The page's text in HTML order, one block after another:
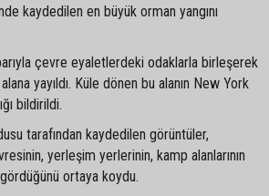
kaydedilen en büyük orman yangını
çevre eyaletlerdeki odaklarla birleşerek
yayıldı. Küle dönen bu alanın New York
bildirildi.
tarafından kaydedilen görüntüler,
yerleşim yerlerinin, kamp alanlarının
ortaya koydu.